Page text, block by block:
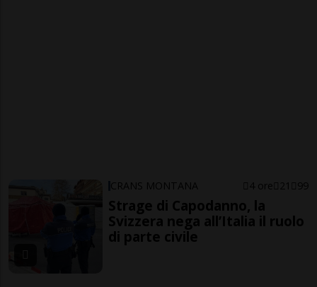
CRANS MONTANA 4 ore 21 99
Strage di Capodanno, la
Svizzera nega all’Italia il ruolo
di parte civile